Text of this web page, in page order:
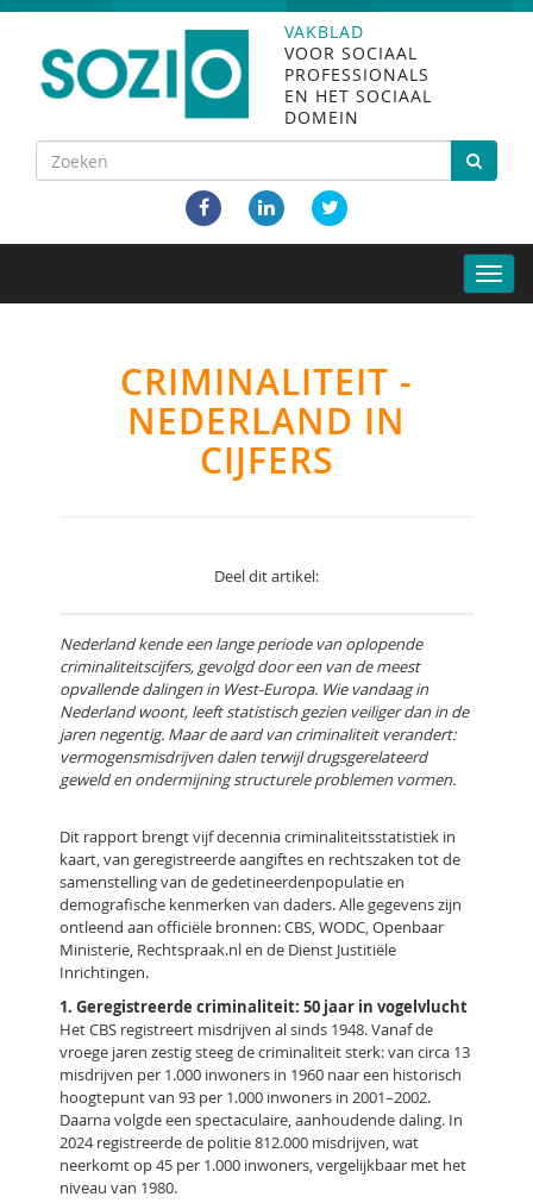
VAKBLAD
VOOR SOCIAAL
PROFESSIONALS
EN HET SOCIAAL
DOMEIN
Toggle
CRIMINALITEIT -
NEDERLAND IN
CIJFERS
Deel dit artikel:
Nederland kende een lange periode van oplopende
criminaliteitscijfers, gevolgd door een van de meest
opvallende dalingen in West-Europa. Wie vandaag in
Nederland woont, leeft statistisch gezien veiliger dan in de
jaren negentig. Maar de aard van criminaliteit verandert:
vermogensmisdrijven dalen terwijl drugsgerelateerd
geweld en ondermijning structurele problemen vormen.
Dit rapport brengt vijf decennia criminaliteitsstatistiek in
kaart, van geregistreerde aangiftes en rechtszaken tot de
samenstelling van de gedetineerdenpopulatie en
demografische kenmerken van daders. Alle gegevens zijn
ontleend aan officiële bronnen: CBS, WODC, Openbaar
Ministerie, Rechtspraak.nl en de Dienst Justitiële
Inrichtingen.
1. Geregistreerde criminaliteit: 50 jaar in vogelvlucht
Het CBS registreert misdrijven al sinds 1948. Vanaf de
vroege jaren zestig steeg de criminaliteit sterk: van circa 13
misdrijven per 1.000 inwoners in 1960 naar een historisch
hoogtepunt van 93 per 1.000 inwoners in 2001–2002.
Daarna volgde een spectaculaire, aanhoudende daling. In
2024 registreerde de politie 812.000 misdrijven, wat
neerkomt op 45 per 1.000 inwoners, vergelijkbaar met het
niveau van 1980.